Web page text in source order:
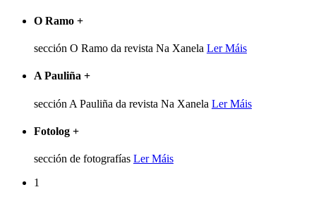
O Ramo +
sección O Ramo da revista Na Xanela Ler Máis
A Pauliña +
sección A Pauliña da revista Na Xanela Ler Máis
Fotolog +
sección de fotografías Ler Máis
1